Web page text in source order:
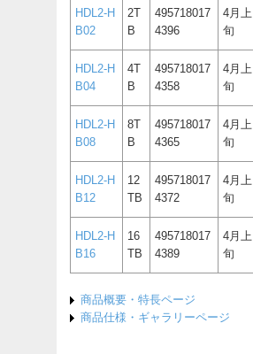
HDL2-H
B02
2T
B
495718017
4396
4月上
旬
HDL2-H
B04
4T
B
495718017
4358
4月上
旬
HDL2-H
B08
8T
B
495718017
4365
4月上
旬
HDL2-H
B12
12
TB
495718017
4372
4月上
旬
HDL2-H
B16
16
TB
495718017
4389
4月上
旬
商品概要・特長ページ
商品仕様・ギャラリーページ